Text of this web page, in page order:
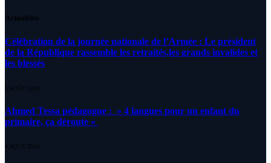
Actualités
Célébration de la journée nationale de l’Armée : Le président
de la République rassemble les retraités,les grands invalides et
les blessés
5 AOÛT 2026
Ahmed Tessa pédagogue : » 4 langues pour un enfant du
primaire, ça déroute «
4 AOÛT 2026